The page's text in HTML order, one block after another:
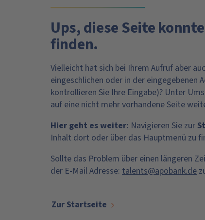
Ups, diese Seite
finden.
Vielleicht hat sich bei Ihrem Aufruf aber
eingeschlichen oder in der eingegebenen
kontrollieren Sie Ihre Eingabe)? Unter
auf eine nicht mehr vorhandene Seite
Hier geht es weiter: Navigieren Sie zur
Inhalt dort oder über das Hauptmenü zu
Sollte das Problem über einen längeren
der E-Mail Adresse: talents@apobank.de
Zur Startseite